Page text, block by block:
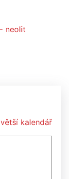
neolit
kalendář